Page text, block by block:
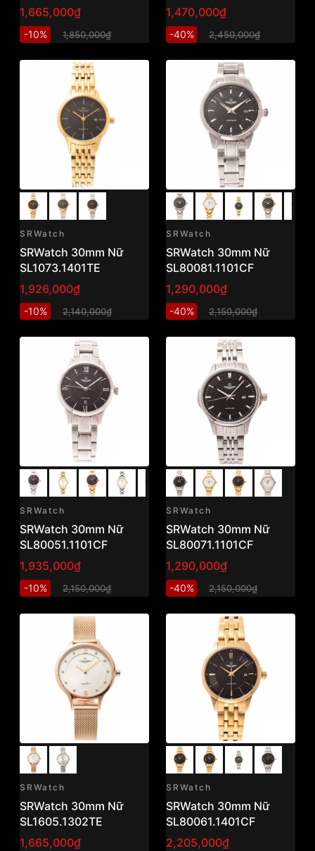
1,665,000₫
-10% 1,850,000₫
1,470,000₫
-40% 2,450,000₫
SRWatch
SRWatch 30mm Nữ
SL1073.1401TE
1,926,000₫
-10% 2,140,000₫
SRWatch
SRWatch 30mm Nữ
SL80081.1101CF
1,290,000₫
-40% 2,150,000₫
SRWatch
SRWatch 30mm Nữ
SL80051.1101CF
1,935,000₫
-10% 2,150,000₫
SRWatch
SRWatch 30mm Nữ
SL80071.1101CF
1,290,000₫
-40% 2,150,000₫
SRWatch
SRWatch 30mm Nữ
SL1605.1302TE
1,665,000₫
SRWatch
SRWatch 30mm Nữ
SL80061.1401CF
2,205,000₫